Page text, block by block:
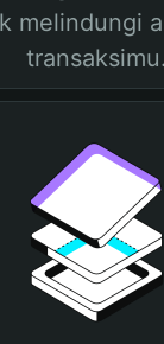
melindungi
transaksimu.